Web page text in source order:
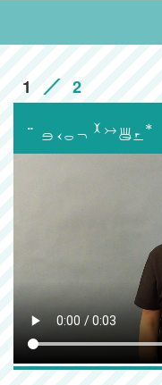
1 2
